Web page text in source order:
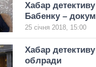
Хабар
Бабенку –
25 січня 2018, 15:00
Хабар
облради